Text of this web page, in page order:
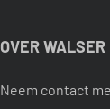
OVER WALSER
Neem contact